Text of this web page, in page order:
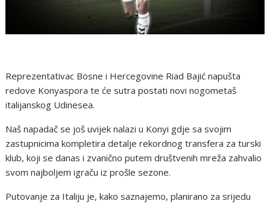
Reprezentativac Bosne i Hercegovine Riad Bajić napušta
redove Konyaspora te će sutra postati novi nogometaš
italijanskog Udinesea.
Naš napadač se još uvijek nalazi u Konyi gdje sa svojim
zastupnicima kompletira detalje rekordnog transfera za turski
klub, koji se danas i zvanično putem društvenih mreža zahvalio
svom najboljem igraču iz prošle sezone.
Putovanje za Italiju je, kako saznajemo, planirano za srijedu